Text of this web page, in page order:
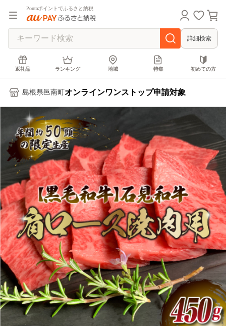
Pontaポイントでふるさと納税
詳細検索
返礼品 ランキング 地域 特集 初めての方
島根県邑南町 オンラインワンストップ申請対象